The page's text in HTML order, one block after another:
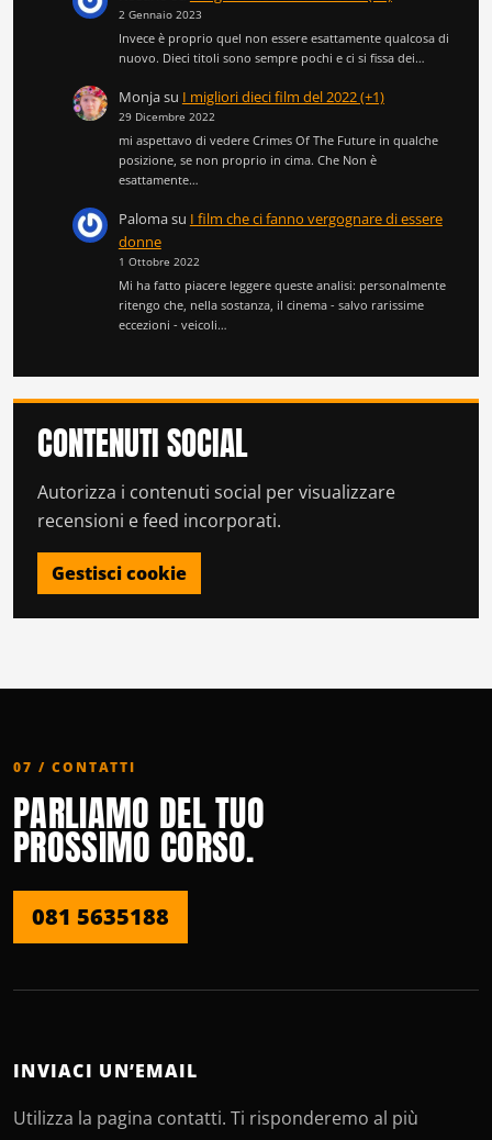
2 Gennaio 2023
Invece è proprio quel non essere esattamente qualcosa di
nuovo. Dieci titoli sono sempre pochi e ci si fissa dei…
Monjasu I migliori dieci film del 2022 (+1)
29 Dicembre 2022
mi aspettavo di vedere Crimes Of The Future in qualche
posizione, se non proprio in cima. Che Non è
esattamente…
Palomasu I film che ci fanno vergognare di essere
donne
1 Ottobre 2022
Mi ha fatto piacere leggere queste analisi: personalmente
ritengo che, nella sostanza, il cinema - salvo rarissime
eccezioni - veicoli…
CONTENUTI SOCIAL
Autorizza i contenuti social per visualizzare
recensioni e feed incorporati.
Gestisci cookie
07 / CONTATTI
PARLIAMO DEL TUO
PROSSIMO CORSO.
081 5635188
INVIACI UN’EMAIL
Utilizza la pagina contatti. Ti risponderemo al più